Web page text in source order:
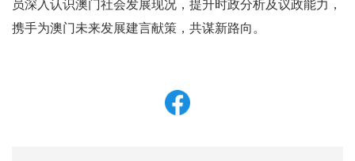
员深入认识澳门社会发展现况，提升时政分析及议政能力，
携手为澳门未来发展建言献策，共谋新路向。